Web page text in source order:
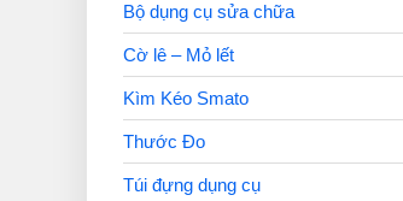
Bộ dụng cụ sửa chữa
Cờ lê – Mỏ lết
Kìm Kéo Smato
Thước Đo
Túi đựng dụng cụ